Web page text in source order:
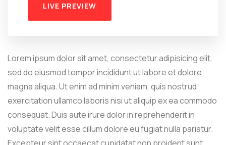
LIVE PREVIEW
Lorem ipsum dolor sit amet, consectetur adipisicing elit,
sed do eiusmod tempor incididunt ut labore et dolore
magna aliqua. Ut enim ad minim veniam, quis nostrud
exercitation ullamco laboris nisi ut aliquip ex ea commodo
consequat. Duis aute irure dolor in reprehenderit in
voluptate velit esse cillum dolore eu fugiat nulla pariatur.